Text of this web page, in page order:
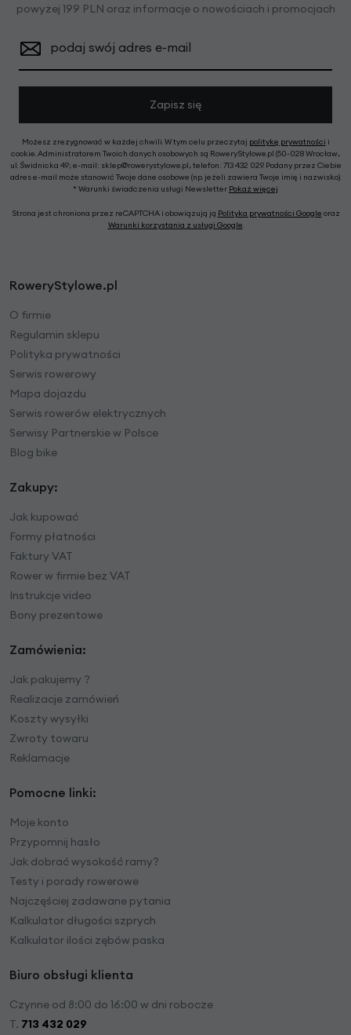
powyżej 199 PLN oraz informacje o nowościach i promocjach
podaj swój adres e-mail
Zapisz się
Możesz zrezygnować w każdej chwili. W tym celu przeczytaj politykę prywatności i
cookie. Administratorem Twoich danych osobowych są RoweryStylowe.pl (50-028 Wrocław,
ul. Świdnicka 49; e-mail: sklep@rowerystylowe.pl, telefon: 713 432 029. Podany przez Ciebie
adres e-mail może stanowić Twoje dane osobowe (np. jeżeli zawiera Twoje imię i nazwisko).
* Warunki świadczenia usługi Newsletter Pokaż więcej
Strona jest chroniona przez reCAPTCHA i obowiązują ją Polityka prywatności Google oraz
Warunki korzystania z usługi Google.
RoweryStylowe.pl
O firmie
Regulamin sklepu
Polityka prywatności
Serwis rowerowy
Mapa dojazdu
Serwis rowerów elektrycznych
Serwisy Partnerskie w Polsce
Blog bike
Zakupy:
Jak kupować
Formy płatności
Faktury VAT
Rower w firmie bez VAT
Instrukcje video
Bony prezentowe
Zamówienia:
Jak pakujemy ?
Realizacje zamówień
Koszty wysyłki
Zwroty towaru
Reklamacje
Pomocne linki:
Moje konto
Przypomnij hasło
Jak dobrać wysokość ramy?
Testy i porady rowerowe
Najczęściej zadawane pytania
Kalkulator długości szprych
Kalkulator ilości zębów paska
Biuro obsługi klienta
Czynne od 8:00 do 16:00 w dni robocze
T. 713 432 029